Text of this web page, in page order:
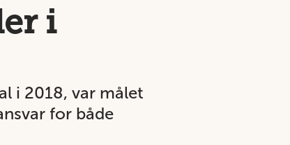
i
i 2018, var målet
for både